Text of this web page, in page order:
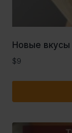
Новые
$9